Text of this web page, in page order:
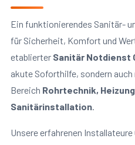
Ein funktionierendes Sanitär-
für Sicherheit, Komfort und
etablierter Sanitär Notdienst
akute Soforthilfe, sondern
Bereich Rohrtechnik,
Sanitärinstallation.
Unsere erfahrenen